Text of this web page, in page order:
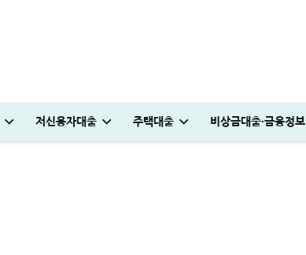
저신용자대출 주택대출 비상금대출·금융정보
12, 저신용자 즉시 입금